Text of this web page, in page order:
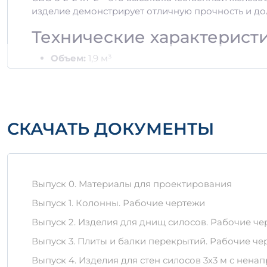
изделие демонстрирует отличную прочность и
Технические
Объем: 1,9 м³
Масса:12,674 т
Преимущества
Устойчивость к агрессивным средам.
Материалы и производство
Важно: для изготовления СБО 3-2-2 к7-2
обеспечивает надежность и долговечность
Правила хранения и
СКАЧАТЬ ДОКУМЕНТЫ
Выпуск 0. Материалы для проектирования
Выпуск 1. Колонны. Рабочие чертежи
Выпуск 2. Изделия для днищ силосов. Рабочие
Выпуск 3. Плиты и балки перекрытий. Рабочие
Выпуск 4. Изделия для стен силосов 3х3 м с